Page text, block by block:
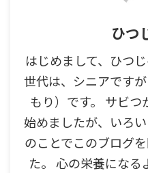
ひつ
はじめまして、ひつ
世代は、シニアです
もり）です。 サビ
始めましたが、いろ
のことでこのブログ
た。 心の栄養にな